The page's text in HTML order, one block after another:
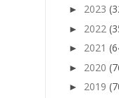
► 2023
► 2022
► 2021
► 2020
► 2019